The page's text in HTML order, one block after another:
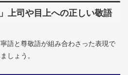
上司や目上への正しい敬語
語と尊敬語が組み合わさった表現で
しょう。